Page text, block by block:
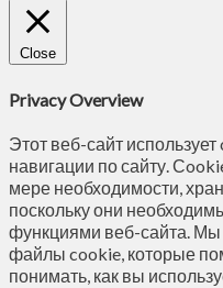
Close
Privacy Overview
Этот веб-сайт
навигации по сайту.
мере необходимости,
поскольку они
функциями веб-сайта. Мы
файлы cookie, которые
понимать, как вы